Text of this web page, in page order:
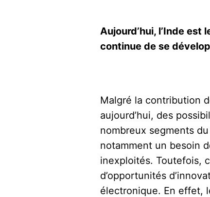
Aujourd’hui, l’Inde
continue de se
Malgré la contribution
aujourd’hui, des
nombreux segments
notamment un besoin
inexploités. Toutefois,
d’opportunités
électronique. En effet,